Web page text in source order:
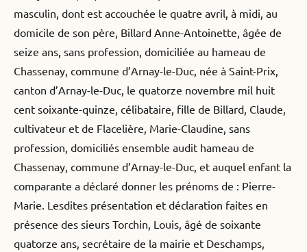
masculin, dont est accouchée le quatre avril, à midi, au
domicile de son père, Billard Anne-Antoinette, âgée de
seize ans, sans profession, domiciliée au hameau de
Chassenay, commune d’Arnay-le-Duc, née à Saint-Prix,
canton d’Arnay-le-Duc, le quatorze novembre mil huit
cent soixante-quinze, célibataire, fille de Billard, Claude,
cultivateur et de Flacelière, Marie-Claudine, sans
profession, domiciliés ensemble audit hameau de
Chassenay, commune d’Arnay-le-Duc, et auquel enfant la
comparante a déclaré donner les prénoms de : Pierre-
Marie. Lesdites présentation et déclaration faites en
présence des sieurs Torchin, Louis, âgé de soixante
quatorze ans, secrétaire de la mairie et Deschamps,